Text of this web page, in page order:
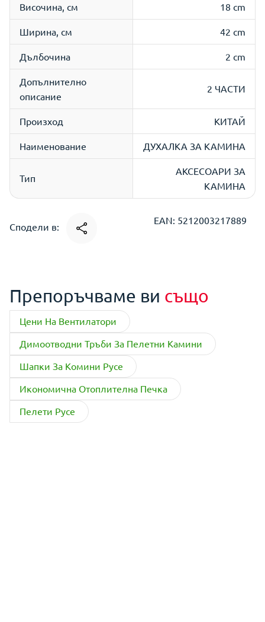
Височина, см 18 cm
Ширина, см 42 cm
Дълбочина 2 cm
Допълнително
описание
2 ЧАСТИ
Произход КИТАЙ
Наименование ДУХАЛКА ЗА КАМИНА
Тип
АКСЕСОАРИ ЗА
КАМИНА
Сподели в:
EAN: 5212003217889
Препоръчваме ви също
Цени На Вентилатори
Димоотводни Тръби За Пелетни Камини
Шапки За Комини Русе
Икономична Отоплителна Печка
Пелети Русе